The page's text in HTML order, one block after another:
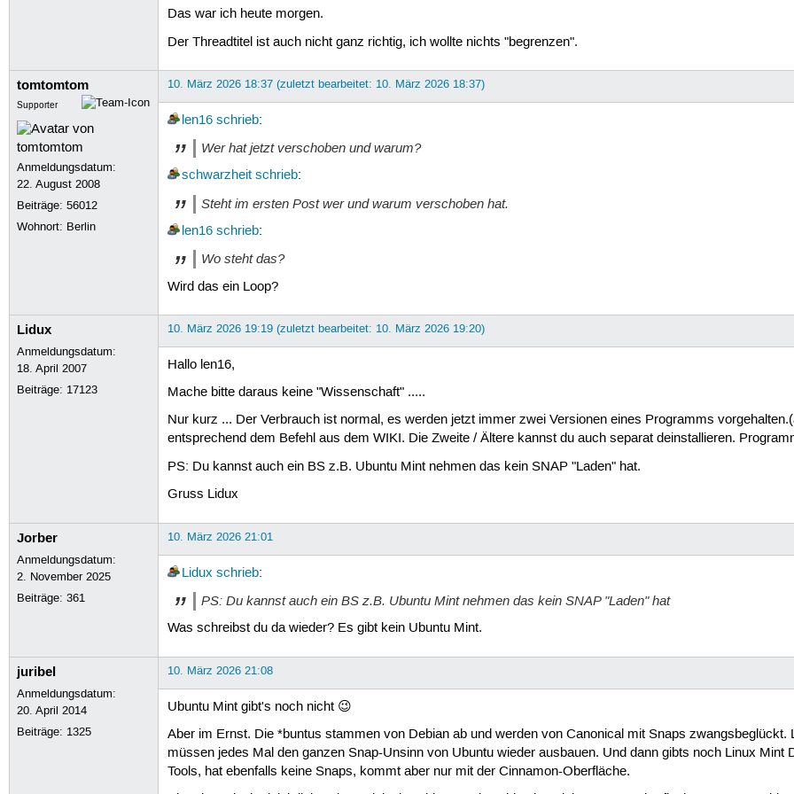
Das war ich heute morgen.
Der Threadtitel ist auch nicht ganz richtig, ich wollte nichts "begrenzen".
tomtomtom
Supporter
Anmeldungsdatum:
22. August 2008
Beiträge:56012
Wohnort: Berlin
10. März 2026 18:37 (zuletzt bearbeitet: 10. März 2026 18:37)
len16 schrieb:
Wer hat jetzt verschoben und warum?
schwarzheit schrieb:
Steht im ersten Post wer und warum verschoben hat.
len16 schrieb:
Wo steht das?
Wird das ein Loop?
Lidux
Anmeldungsdatum:
18. April 2007
Beiträge: 17123
10. März 2026 19:19 (zuletzt bearbeitet: 10. März 2026 19:20)
Hallo len16,
Mache bitte daraus keine "Wissenschaft" .....
Nur kurz ... Der Verbrauch ist normal, es werden jetzt immer zwei Versionen eines Programms
entsprechend dem Befehl aus dem WIKI. Die Zweite / Ältere kannst du auch separat deinstallieren.
PS: Du kannst auch ein BS z.B. Ubuntu Mint nehmen das kein SNAP "Laden" hat.
Gruss Lidux
Jorber
Anmeldungsdatum:
2. November 2025
Beiträge:361
10. März 2026 21:01
Lidux schrieb:
PS: Du kannst auch ein BS z.B. Ubuntu Mint nehmen das kein SNAP "Laden" hat
Was schreibst du da wieder? Es gibt kein Ubuntu Mint.
juribel
Anmeldungsdatum:
20. April 2014
Beiträge: 1325
10. März 2026 21:08
Ubuntu Mint gibt's noch nicht 😉
Aber im Ernst. Die *buntus stammen von Debian ab und werden von Canonical mit Snaps
müssen jedes Mal den ganzen Snap-Unsinn von Ubuntu wieder ausbauen. Und dann gibts noch Linux
Tools, hat ebenfalls keine Snaps, kommt aber nur mit der Cinnamon-Oberfläche.